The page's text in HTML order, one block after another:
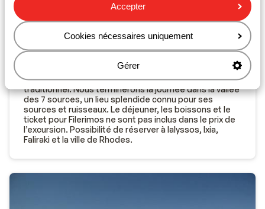
Accepter
Cookies nécessaires uniquement
Gérer
ferons ensuite une pause et prendrons un café en
terrasse située au bord de la mer. Nous découvrirons
château offre une vue imprenable sur la mer. Il sera
ensuite temps de déguster des produits locaux, y
également connue. Nous visiterons un joli petit village
et prendrons le temps d’apprécier un déjeuner
traditionnel. Nous terminerons la journée dans la vallée
des 7 sources, un lieu splendide connu pour ses
sources et ruisseaux. Le déjeuner, les boissons et le
ticket pour Filerimos ne sont pas inclus dans le prix de
l’excursion. Possibilité de réserver à Ialyssos, Ixia,
Faliraki et la ville de Rhodes.